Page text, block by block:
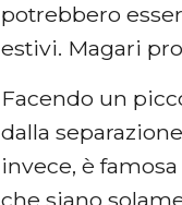
potrebbero
estivi. Magari
Facendo un
dalla
invece, è
che siano